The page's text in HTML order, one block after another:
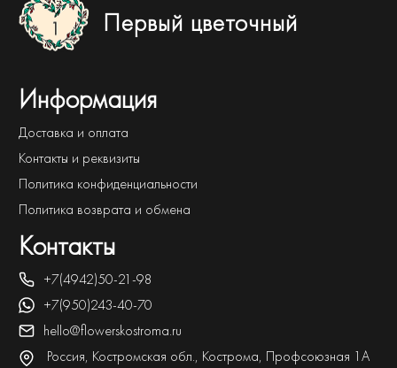
Первый цветочный
Информация
Доставка и оплата
Контакты и реквизиты
Политика конфиденциальности
Политика возврата и обмена
Контакты
+7(4942)50-21-98
+7(950)243-40-70
hello@flowerskostroma.ru
Россия, Костромская обл., Кострома, Профсоюзная 1А